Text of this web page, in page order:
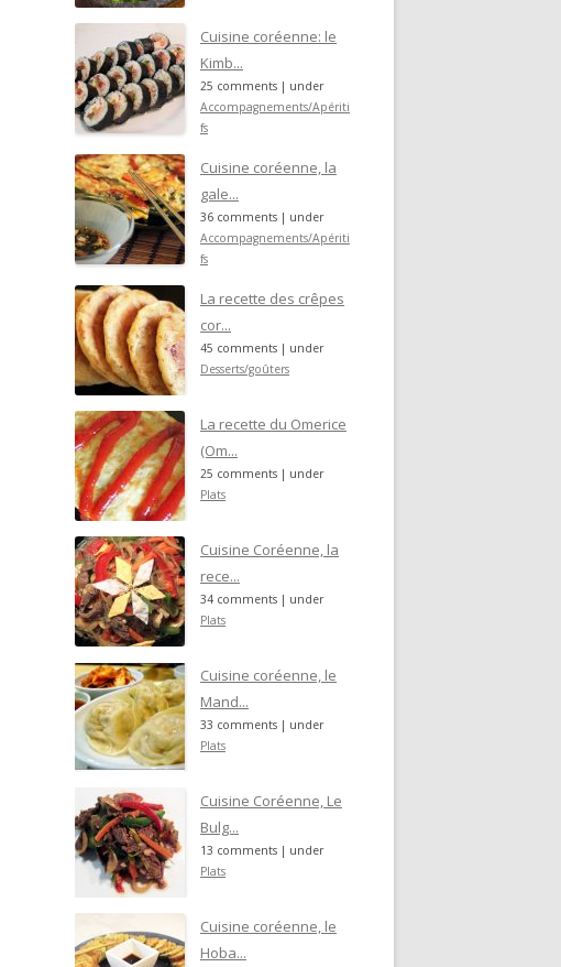
Cuisine coréenne: le
Kimb...
25 comments | under
Accompagnements/Apériti
fs
Cuisine coréenne, la
gale...
36 comments | under
Accompagnements/Apériti
fs
La recette des crêpes
cor...
45 comments | under
Desserts/goûters
La recette du Omerice
(Om...
25 comments | under
Plats
Cuisine Coréenne, la
rece...
34 comments | under
Plats
Cuisine coréenne, le
Mand...
33 comments | under
Plats
Cuisine Coréenne, Le
Bulg...
13 comments | under
Plats
Cuisine coréenne, le
Hoba...